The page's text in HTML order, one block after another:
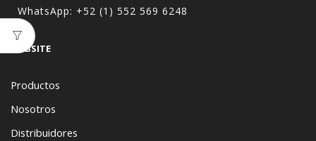
WhatsApp: +52 (1) 552 569 6248
WEBSITE
Productos
Nosotros
Distribuidores